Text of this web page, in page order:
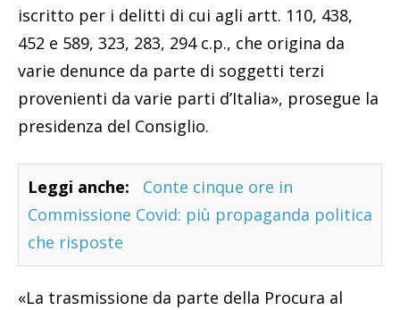
iscritto per i delitti di cui agli artt. 110, 438,
452 e 589, 323, 283, 294 c.p., che origina da
varie denunce da parte di soggetti terzi
provenienti da varie parti d’Italia», prosegue la
presidenza del Consiglio.
Leggi anche:
Conte cinque ore in
Commissione Covid: più propaganda politica
che risposte
«La trasmissione da parte della Procura al